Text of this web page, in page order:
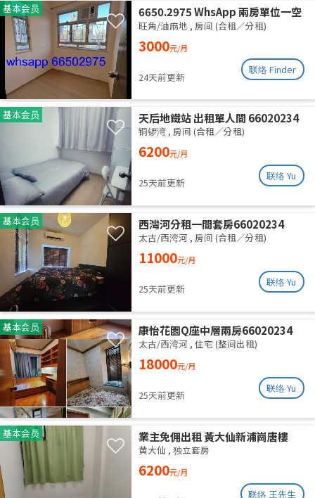
基本会员
6650.2975 WhsApp 兩房單位一空
房 旺角 287呎 全新裝修 分租 合租
性別不限 高層有𨋢 四通八達 三面大
窗 空氣流通 乾淨安靜 包wifi水電
旺角/油麻地 , 房间 (合租／分租)
3000元/月
24天前更新
联络 Finder
基本会员 天后地鐵站 出租單人間 66020234
铜锣湾 , 房间 (合租／分租)
6200元/月
25天前更新
联络 Yu
基本会员 西灣河分租一間套房66020234
太古/西湾河 , 房间 (合租／分租)
11000元/月
25天前更新
联络 Yu
基本会员 康怡花園Q座中層兩房66020234
太古/西湾河 , 住宅 (整间出租)
18000元/月
25天前更新
联络 Yu
基本会员
業主免佣出租 黃大仙新浦崗唐樓
（近啟德）
黄大仙 , 独立套房
6200元/月
联络 王先生